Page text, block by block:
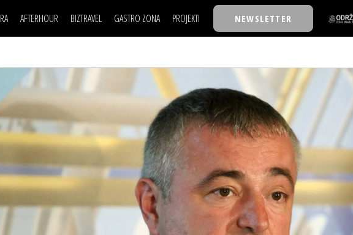
LJUDI (HR)
UGAO
HOW
AFTERHOUR
AUTO SVET
STIL
WELLBEING
BIZTRAVEL GASTRO ZONA PROJEKTI
30 ISPOD 30
BACK TO OFFICE/SCHOOL
BIZBENDOVI
BIZKOLEGIJUM
BMW BIZNIS LIGA
BIZLIFE WEEK
NEWSLETTER
UGAO
USAVRŠAVANJE
HOW
FILM I SCENA
AUTO SVET
STIL
WELLBEING
NAJKOLEGA
30 ISPOD 30
BACK TO OFFICE/SCHOOL
BIZBENDOVI
BIZKOLEGIJUM
BMW BIZNIS LIGA
BIZLIFE WEEK
IZJAVA GODINE